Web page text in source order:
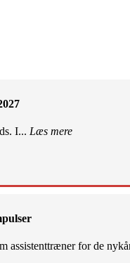
I... Læs mere
assistenttræner for de